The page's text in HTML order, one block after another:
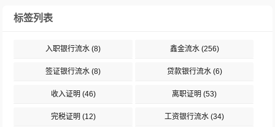
标签列表
入职银行流水 (8) 鑫金流水(256)
签证银行流水 (8) 贷款银行流水(6)
收入证明 (46) 离职证明 (53)
完税证明 (12) 工资银行流水 (34)